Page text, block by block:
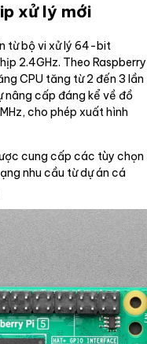
xử lý mới
từ bộ vi xử lý 64-bit
2.4GHz. Theo Raspberry
CPU tăng từ 2 đến 3 lần
nâng cấp đáng kể về đồ
cho phép xuất hình
cung cấp các tùy chọn
nhu cầu từ dự án cá